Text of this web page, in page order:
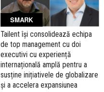
SMARK
Tailent își consolidează echipa
de top management cu doi
executivi cu experiență
internațională amplă pentru a
susține inițiativele de globalizare
și a accelera expansiunea